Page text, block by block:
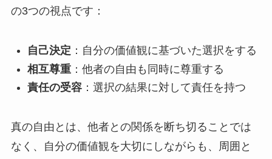
の3つの視点です：
自己決定 ：自分の価値観に基づいた選択をする
相互尊重：他者の自由も同時に尊重する
責任の受容：選択の結果に対して責任を持つ
真の自由とは、他者との関係を断ち切ることでは
なく、自分の価値観を大切にしながらも、周囲と